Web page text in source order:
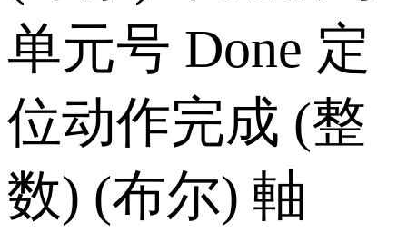
单元号 Done 定
位动作完成 (整
数) (布尔) 軸